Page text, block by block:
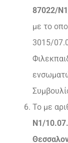
87022/
με το
3015/
Το με
Ν1/